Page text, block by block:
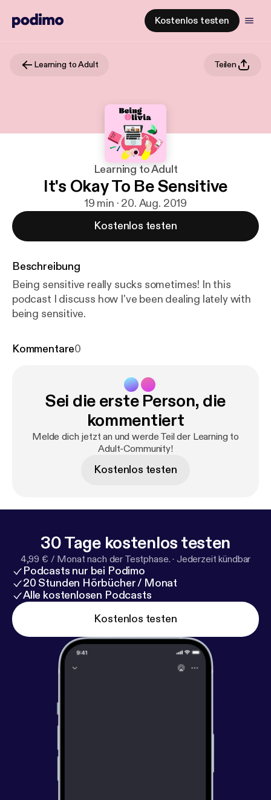
Kostenlos testen
Learning to Adult Teilen
Learning to Adult
It's Okay To Be Sensitive
19 min · 20. Aug. 2019
Kostenlos testen
Beschreibung
Being sensitive really sucks sometimes! In this
podcast I discuss how I've been dealing lately with
being sensitive.
Kommentare0
Sei die erste Person, die
kommentiert
Melde dich jetzt an und werde Teil der Learning to
Adult-Community!
Kostenlos testen
30 Tage kostenlos testen
4,99 € / Monat nach der Testphase. · Jederzeit kündbar
Podcasts nur bei Podimo
20 Stunden Hörbücher / Monat
Alle kostenlosen Podcasts
Kostenlos testen